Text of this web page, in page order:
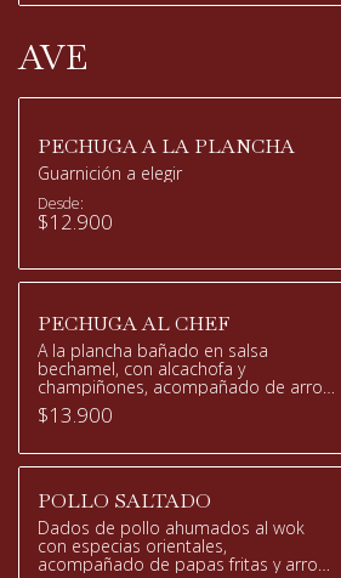
AVE
PECHUGA A LA PLANCHA
Guarnición a elegir
Desde:
$12.900
PECHUGA AL CHEF
A la plancha bañado en salsa
bechamel, con alcachofa y
champiñones, acompañado de arroz
blanco.
$13.900
POLLO SALTADO
Dados de pollo ahumados al wok
con especias orientales,
acompañado de papas fritas y arroz